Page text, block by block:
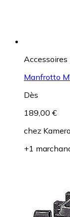
Manfrotto
Dès
189,00 €
chez
+1